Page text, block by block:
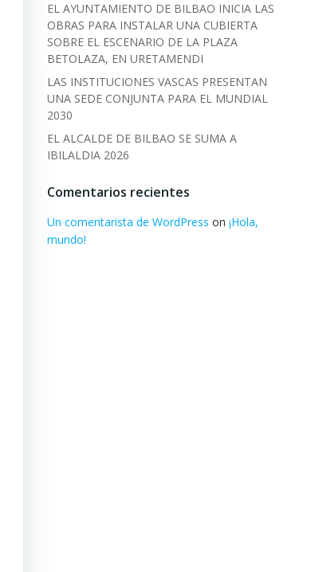
EL AYUNTAMIENTO DE BILBAO INICIA LAS
OBRAS PARA INSTALAR UNA CUBIERTA
SOBRE EL ESCENARIO DE LA PLAZA
BETOLAZA, EN URETAMENDI
LAS INSTITUCIONES VASCAS PRESENTAN
UNA SEDE CONJUNTA PARA EL MUNDIAL
2030
EL ALCALDE DE BILBAO SE SUMA A
IBILALDIA 2026
Comentarios recientes
Un comentarista de WordPress on ¡Hola,
mundo!